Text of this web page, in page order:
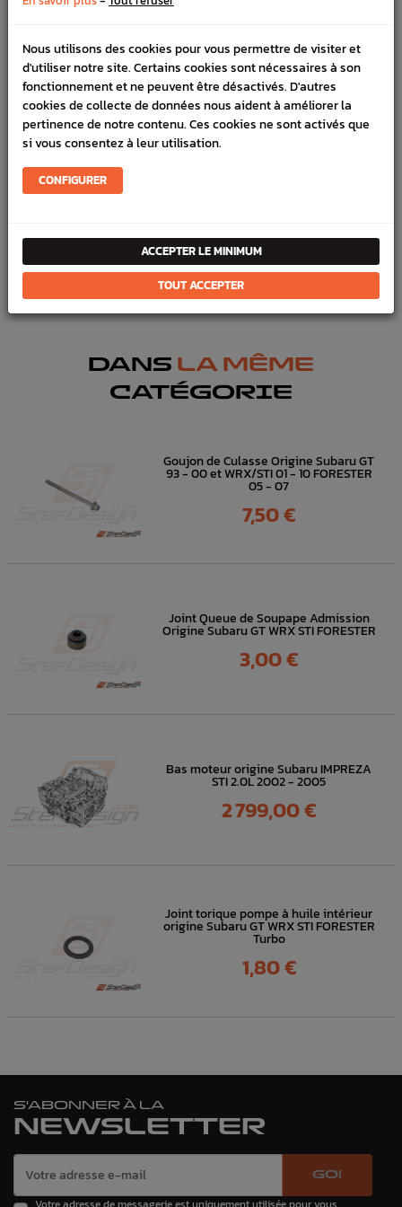
commande
DÉTAILS DU PRODUIT
LIVRAISON
VÉHICULES COMPATIBLE
Référence :4438
Durites & colliers
DANS LA MÊME
CATÉGORIE
Goujon de Culasse Origine Subaru GT
93 - 00 et WRX/STI 01 - 10 FORESTER
05 - 07
Prix
7,50 €
Joint Queue de Soupape Admission
Origine Subaru GT WRX STI FORESTER
Prix
3,00 €
Bas moteur origine Subaru IMPREZA
STI 2.0L 2002 - 2005
Prix
2 799,00 €
Joint torique pompe à huile intérieur
origine Subaru GT WRX STI FORESTER
Turbo
Prix
1,80 €
S'ABONNER À LA
NEWSLETTER
GO!
Nous utilisons des cookies pour vous permettre de visiter et
d'utiliser notre site. Certains cookies sont nécessaires à son
fonctionnement et ne peuvent être désactivés. D'autres
cookies de collecte de données nous aident à améliorer la
pertinence de notre contenu. Ces cookies ne sont activés que
si vous consentez à leur utilisation.
CONFIGURER
ACCEPTER LE MINIMUM
TOUT ACCEPTER